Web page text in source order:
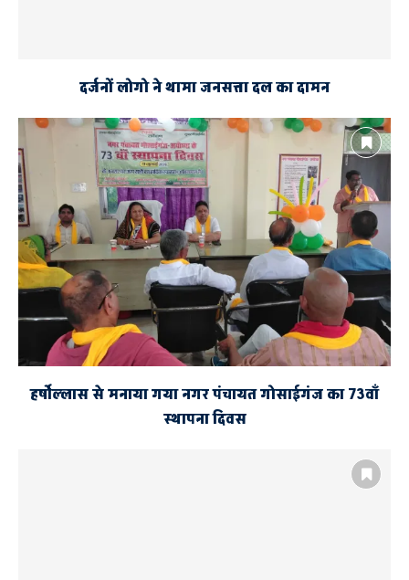
दर्जनों लोगो ने थामा जनसत्ता दल का दामन
हर्षाेल्लास से मनाया गया नगर पंचायत गोसाईगंज का 73वाँ
स्थापना दिवस